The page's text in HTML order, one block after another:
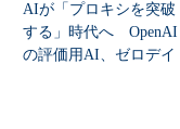
AIが「プロキシを突破
する」時代へ OpenAI
の評価用AI、ゼロデイ